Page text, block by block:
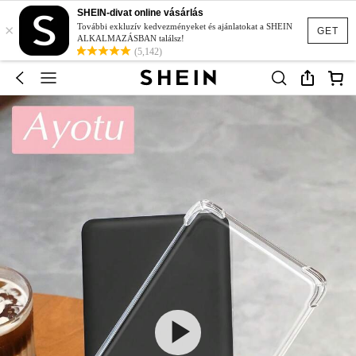
GET
×
SHEIN-divat online vásárlás
További exkluzív kedvezményeket és ajánlatokat a SHEIN
ALKALMAZÁSBAN találsz!
(5,142)